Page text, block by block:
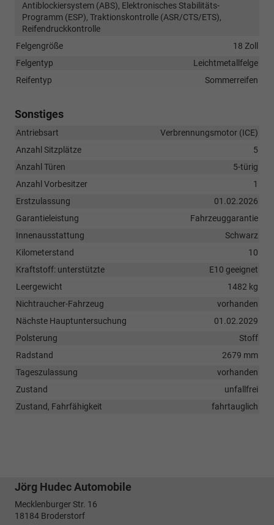
Antiblockiersystem (ABS), Elektronisches Stabilitäts-
Programm (ESP), Traktionskontrolle (ASR/CTS/ETS),
Reifendruckkontrolle
Felgengröße
18 Zoll
Felgentyp
Leichtmetallfelge
Reifentyp
Sommerreifen
Sonstiges
Antriebsart
Verbrennungsmotor (ICE)
Anzahl Sitzplätze
5
Anzahl Türen
5-türig
Anzahl Vorbesitzer
1
Erstzulassung
01.02.2026
Garantieleistung
Fahrzeuggarantie
Innenausstattung
Schwarz
Kilometerstand
10
Kraftstoff: unterstützte
E10 geeignet
Leergewicht
1482 kg
Nichtraucher-Fahrzeug
vorhanden
Nächste Hauptuntersuchung
01.02.2029
Polsterung
Stoff
Radstand
2679 mm
Tageszulassung
vorhanden
Zustand
unfallfrei
Zustand, Fahrfähigkeit
fahrtauglich
Jörg Hudec Automobile
Mecklenburger Str. 16
18184 Broderstorf